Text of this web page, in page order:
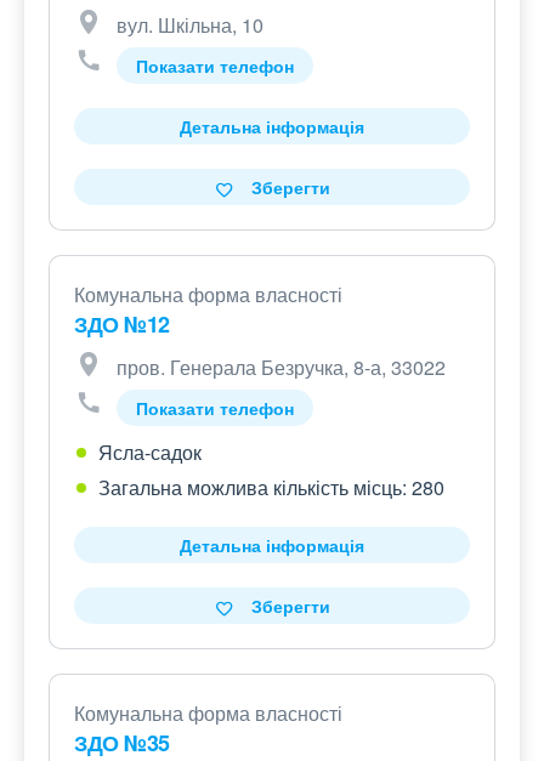
вул. Шкільна, 10
Показати телефон
Детальна інформація
Зберегти
Комунальна форма власності
ЗДО №12
пров. Генерала Безручка, 8-а, 33022
Показати телефон
Ясла-садок
Загальна можлива кількість місць: 280
Детальна інформація
Зберегти
Комунальна форма власності
ЗДО №35